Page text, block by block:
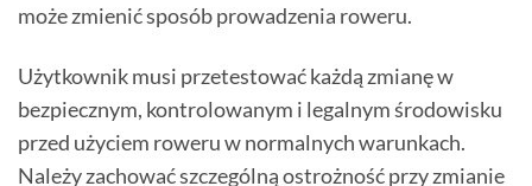
może zmienić sposób prowadzenia roweru.
Użytkownik musi przetestować każdą zmianę w
bezpiecznym, kontrolowanym i legalnym środowisku
przed użyciem roweru w normalnych warunkach.
Należy zachować szczególną ostrożność przy zmianie